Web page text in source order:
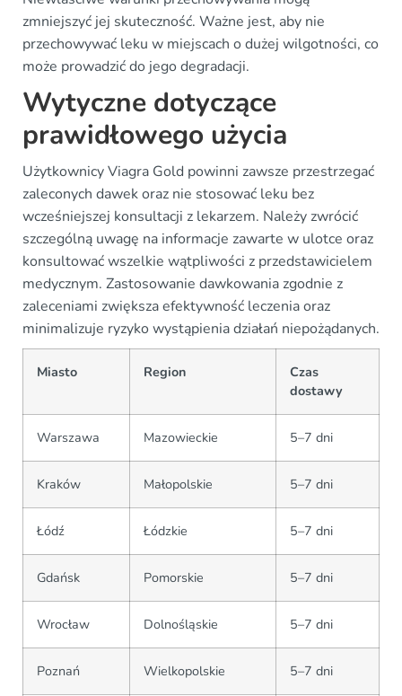
zmniejszyć jej skuteczność. Ważne jest, aby nie
przechowywać leku w miejscach o dużej wilgotności, co
może prowadzić do jego degradacji.
Wytyczne dotyczące
prawidłowego użycia
Użytkownicy Viagra Gold powinni zawsze przestrzegać
zaleconych dawek oraz nie stosować leku bez
wcześniejszej konsultacji z lekarzem. Należy zwrócić
szczególną uwagę na informacje zawarte w ulotce oraz
konsultować wszelkie wątpliwości z przedstawicielem
medycznym. Zastosowanie dawkowania zgodnie z
zaleceniami zwiększa efektywność leczenia oraz
minimalizuje ryzyko wystąpienia działań niepożądanych.
Miasto Region
Czas
dostawy
Warszawa Mazowieckie 5–7 dni
Kraków Małopolskie 5–7 dni
Łódź Łódzkie 5–7 dni
Gdańsk Pomorskie 5–7 dni
Wrocław Dolnośląskie 5–7 dni
Poznań Wielkopolskie 5–7 dni